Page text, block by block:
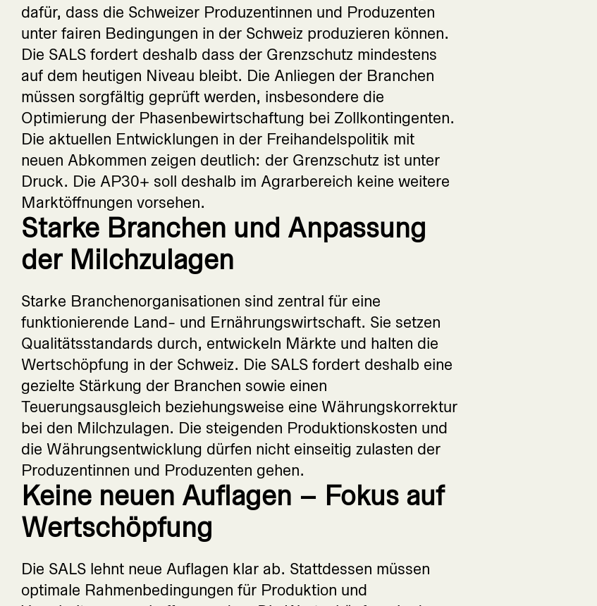
dafür, dass die Schweizer Produzentinnen und Produzenten
unter fairen Bedingungen in der Schweiz produzieren können.
Die SALS fordert deshalb dass der Grenzschutz mindestens
auf dem heutigen Niveau bleibt. Die Anliegen der Branchen
müssen sorgfältig geprüft werden, insbesondere die
Optimierung der Phasenbewirtschaftung bei Zollkontingenten.
Die aktuellen Entwicklungen in der Freihandelspolitik mit
neuen Abkommen zeigen deutlich: der Grenzschutz ist unter
Druck. Die AP30+ soll deshalb im Agrarbereich keine weitere
Marktöffnungen vorsehen.
Starke Branchen und Anpassung
der Milchzulagen
Starke Branchenorganisationen sind zentral für eine
funktionierende Land- und Ernährungswirtschaft. Sie setzen
Qualitätsstandards durch, entwickeln Märkte und halten die
Wertschöpfung in der Schweiz. Die SALS fordert deshalb eine
gezielte Stärkung der Branchen sowie einen
Teuerungsausgleich beziehungsweise eine Währungskorrektur
bei den Milchzulagen. Die steigenden Produktionskosten und
die Währungsentwicklung dürfen nicht einseitig zulasten der
Produzentinnen und Produzenten gehen.
Keine neuen Auflagen – Fokus auf
Wertschöpfung
Die SALS lehnt neue Auflagen klar ab. Stattdessen müssen
optimale Rahmenbedingungen für Produktion und